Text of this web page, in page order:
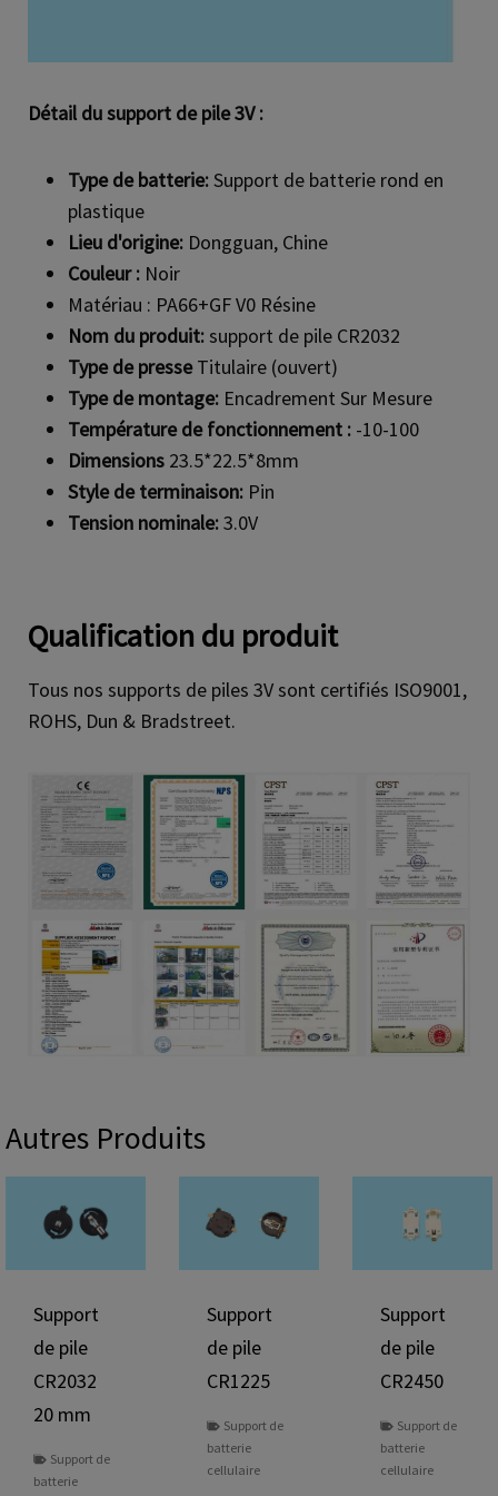
Détail du support de pile 3V :
Type de batterie:Support de batterie rond en
plastique
Lieu d'origine: Dongguan, Chine
Couleur : Noir
Matériau : PA66+GF V0 Résine
Nom du produit: support de pile CR2032
Type de presseTitulaire (ouvert)
Type de montage: Encadrement Sur Mesure
Température de fonctionnement : -10-100
Dimensions 23.5*22.5*8mm
Style de terminaison: Pin
Tension nominale:3.0V
Qualification du produit
Tous nos supports de piles 3V sont certifiés ISO9001,
ROHS, Dun & Bradstreet.
Autres Produits
Support
de pile
CR2032
20 mm
Support de
batterie
Support
de pile
CR1225
Support de
batterie
cellulaire
Support
de pile
CR2450
Support de
batterie
cellulaire